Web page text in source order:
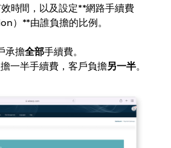
時間，以及設定**網路手續費
）**由誰負擔的比例。
承擔全部手續費。
一半手續費，客戶負擔另一半。